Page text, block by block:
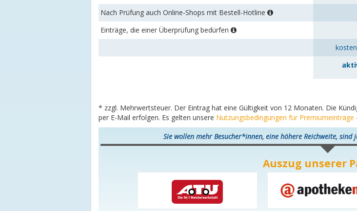
Nach Prüfung auch Online-Shops mit Bestell-Hotline
Einträge, die einer Überprüfung bedürfen
* zzgl. Mehrwertsteuer. Der Eintrag hat eine Gültigkeit von 12 Monaten. Die
per E-Mail erfolgen. Es gelten unsere Nutzungsbedingungen für Premiumeinträge
Sie wollen mehr Besucher*innen, eine höhere Reichweite,
Auszug unserer